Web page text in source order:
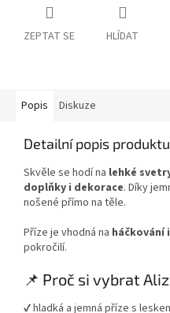
ZEPTAT SE HLÍDAT
Popis Diskuze
Detailní popis produktu
Skvěle se hodí na lehké
doplňky i dekorace. Díky
nošené přímo na těle.
Příze je vhodná na háčkování
pokročilí.
📌 Proč si vybrat
✔ hladká a jemná příze s